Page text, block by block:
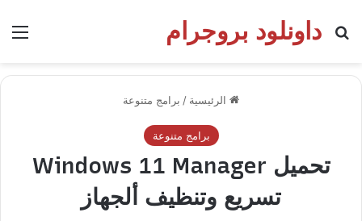
داونلود بروجرام
بحث عن
الرئيسية / برامج متنوعة
برامج متنوعة
تحميل Windows 11 Manager
تسريع وتنظيف ألجهاز